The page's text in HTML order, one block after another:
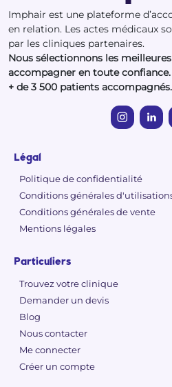
Imphair est une plateforme
en relation. Les actes médicaux
par les cliniques partenaires.
Nous sélectionnons les
accompagner en toute confiance.
+ de 3 500 patients accompagnés.
Légal
Politique de confidentialité
Conditions générales
Conditions générales de vente
Mentions légales
Particuliers
Trouvez votre clinique
Demander un devis
Blog
Nous contacter
Me connecter
Créer un compte